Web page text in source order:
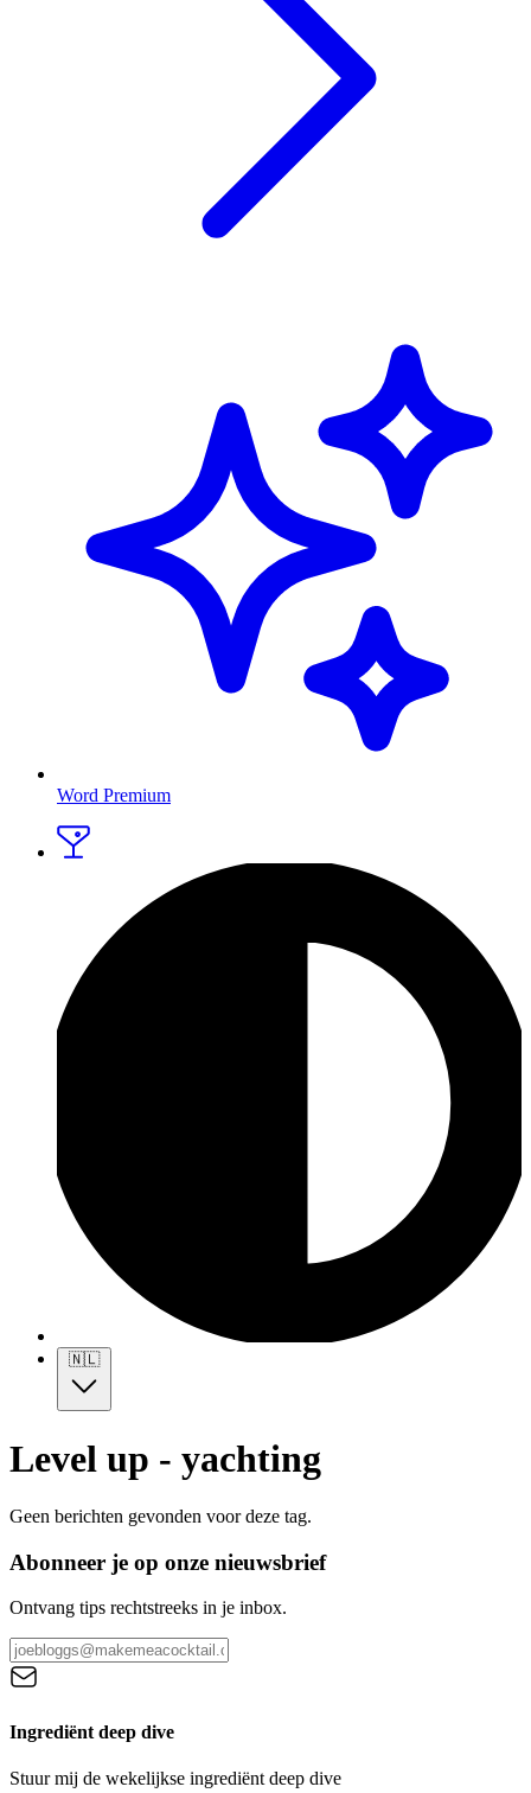
Word Premium
🇳🇱
Level up - yachting
Geen berichten gevonden voor deze tag.
Abonneer je op onze nieuwsbrief
Ontvang tips rechtstreeks in je inbox.
Ingrediënt deep dive
Stuur mij de wekelijkse ingrediënt deep dive